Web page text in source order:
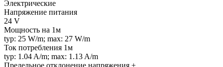
Электрические
Напряжение питания
24 V
Мощность на 1м
typ: 25 W/m; max: 27 W/m
Ток потребления 1м
typ: 1.04 A/m; max: 1.13 A/m